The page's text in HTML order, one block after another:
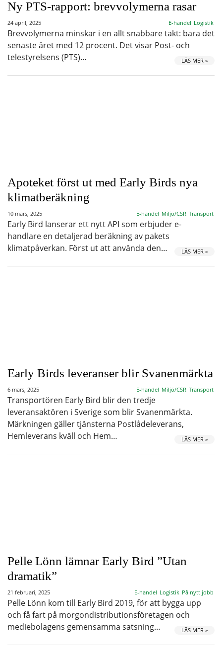
Ny PTS-rapport: brevvolymerna rasar
24 april, 2025 E-handel Logistik
Brevvolymerna minskar i en allt snabbare takt: bara det
senaste året med 12 procent. Det visar Post- och
telestyrelsens (PTS)…
LÄS MER »
Apoteket först ut med Early Birds nya
klimatberäkning
10 mars, 2025 E-handel Miljö/CSR Transport
Early Bird lanserar ett nytt API som erbjuder e-
handlare en detaljerad beräkning av pakets
klimatpåverkan. Först ut att använda den…
LÄS MER »
Early Birds leveranser blir Svanenmärkta
6 mars, 2025 E-handel Miljö/CSR Transport
Transportören Early Bird blir den tredje
leveransaktören i Sverige som blir Svanenmärkta.
Märkningen gäller tjänsterna Postlådeleverans,
Hemleverans kväll och Hem…
LÄS MER »
Pelle Lönn lämnar Early Bird ”Utan
dramatik”
21 februari, 2025 E-handel Logistik På nytt jobb
Pelle Lönn kom till Early Bird 2019, för att bygga upp
och få fart på morgondistributionsföretagen och
mediebolagens gemensamma satsning…
LÄS MER »